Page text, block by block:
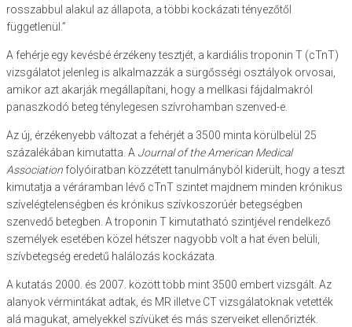
rosszabbul alakul az állapota, a többi kockázati tényezőtől
függetlenül.”
A fehérje egy kevésbé érzékeny tesztjét, a kardiális troponin T (cTnT)
vizsgálatot jelenleg is alkalmazzák a sürgősségi osztályok orvosai,
amikor azt akarják megállapítani, hogy a mellkasi fájdalmakról
panaszkodó beteg ténylegesen szívrohamban szenved-e.
Az új, érzékenyebb változat a fehérjét a 3500 minta körülbelül 25
százalékában kimutatta. A Journal of the American Medical
Association folyóiratban közzétett tanulmányból kiderült, hogy a teszt
kimutatja a véráramban lévő cTnT szintet majdnem minden krónikus
szívelégtelenségben és krónikus szívkoszorúér betegségben
szenvedő betegben. A troponin T kimutatható szintjével rendelkező
személyek esetében közel hétszer nagyobb volt a hat éven belüli,
szívbetegség eredetű halálozás kockázata.
A kutatás 2000. és 2007. között több mint 3500 embert vizsgált. Az
alanyok vérmintákat adtak, és MR illetve CT vizsgálatoknak vetették
alá magukat, amelyekkel szívüket és más szerveiket ellenőrizték.